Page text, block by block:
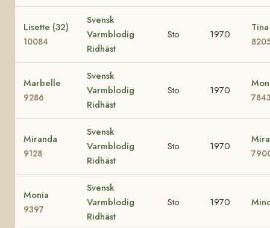
Lisette (32)
10084
Svensk
Varmblodig
Ridhäst
Sto 1970
Marbelle
9286
Svensk
Varmblodig
Ridhäst
Sto 1970
Miranda
9128
Svensk
Varmblodig
Ridhäst
Sto 1970
Monia
9397
Svensk
Varmblodig
Ridhäst
Sto 1970